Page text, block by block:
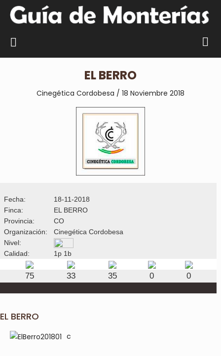
EL BERRO
Cinegética Cordobesa / 18 Noviembre 2018
Fecha:
18-11-2018
Finca:
EL BERRO
Provincia:
CO
Organización:
Cinegética Cordobesa
Nivel:
Calidad:
1p 1b
75 33 35 0 0
EL BERRO
c